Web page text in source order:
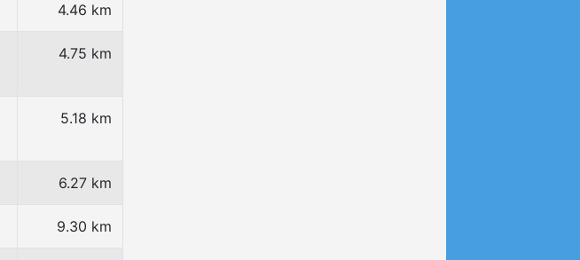
4.46 km
4.75 km
5.18 km
6.27 km
9.30 km